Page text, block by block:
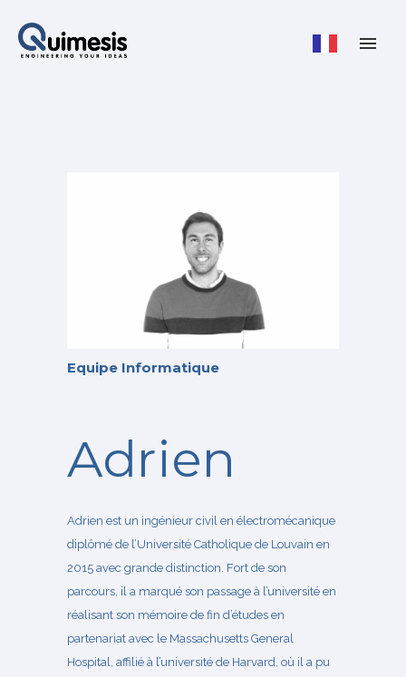
Equipe Informatique
Adrien
Adrien est un ingénieur civil en électromécanique
diplômé de l’Université Catholique de Louvain en
2015 avec grande distinction. Fort de son
parcours, il a marqué son passage à l’université en
réalisant son mémoire de fin d’études en
partenariat avec le Massachusetts General
Hospital, affilié à l’université de Harvard, où il a pu